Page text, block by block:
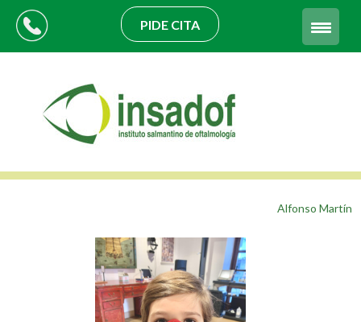
PIDE CITA
Alfonso Martín